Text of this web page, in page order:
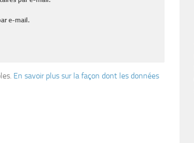
e-mail.
En savoir plus sur la façon dont les données